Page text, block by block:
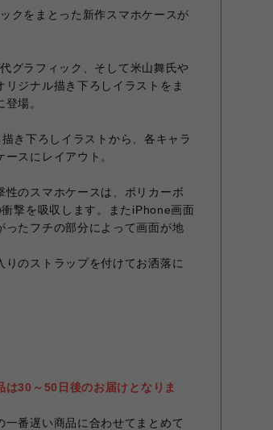
クをまとった新作スマホケースが
グラフィック、そして米山舞氏や
ジナル描き下ろしイラストをま
場。
き下ろしイラストから、各キャラ
スにレイアウト。
のスマホケースは、ポリカーボ
撃を吸収します。またiPhone画面
ったフチの部分によって画面が地
のストラップを付けてお洒落に
30～50日後のお届けとなりま
一番遅い商品に合わせてまとめて